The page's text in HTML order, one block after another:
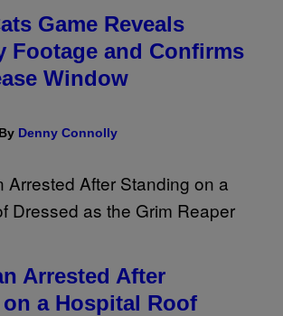
Game Reveals
Footage and Confirms
Window
By Denny Connolly
Arrested After
a Hospital Roof